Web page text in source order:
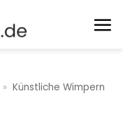
» Künstliche Wimpern